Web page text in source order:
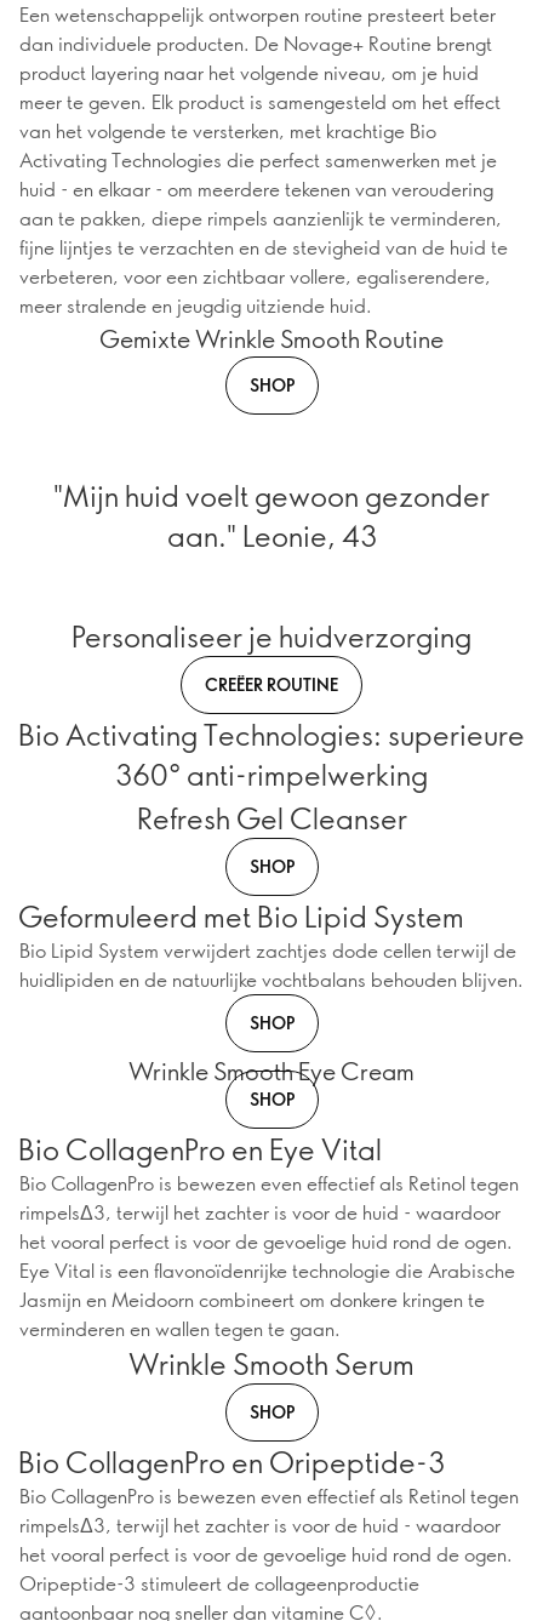
Een wetenschappelijk ontworpen routine presteert beter
dan individuele producten. De Novage+ Routine brengt
product layering naar het volgende niveau, om je huid
meer te geven. Elk product is samengesteld om het effect
van het volgende te versterken, met krachtige Bio
Activating Technologies die perfect samenwerken met je
huid - en elkaar - om meerdere tekenen van veroudering
aan te pakken, diepe rimpels aanzienlijk te verminderen,
fijne lijntjes te verzachten en de stevigheid van de huid te
verbeteren, voor een zichtbaar vollere, egaliserendere,
meer stralende en jeugdig uitziende huid.
Gemixte Wrinkle Smooth Routine
SHOP
"Mijn huid voelt gewoon gezonder
aan." Leonie, 43
Personaliseer je huidverzorging
CREËER ROUTINE
Bio Activating Technologies: superieure
360° anti-rimpelwerking
Refresh Gel Cleanser
SHOP
Geformuleerd met Bio Lipid System
Bio Lipid System verwijdert zachtjes dode cellen terwijl de
huidlipiden en de natuurlijke vochtbalans behouden blijven.
SHOP
Wrinkle Smooth Eye Cream
SHOP
Bio CollagenPro en Eye Vital
Bio CollagenPro is bewezen even effectief als Retinol tegen
rimpelsΔ3, terwijl het zachter is voor de huid - waardoor
het vooral perfect is voor de gevoelige huid rond de ogen.
Eye Vital is een flavonoïdenrijke technologie die Arabische
Jasmijn en Meidoorn combineert om donkere kringen te
verminderen en wallen tegen te gaan.
Wrinkle Smooth Serum
SHOP
Bio CollagenPro en Oripeptide-3
Bio CollagenPro is bewezen even effectief als Retinol tegen
rimpelsΔ3, terwijl het zachter is voor de huid - waardoor
het vooral perfect is voor de gevoelige huid rond de ogen.
Oripeptide-3 stimuleert de collageenproductie
aantoonbaar nog sneller dan vitamine C◊.